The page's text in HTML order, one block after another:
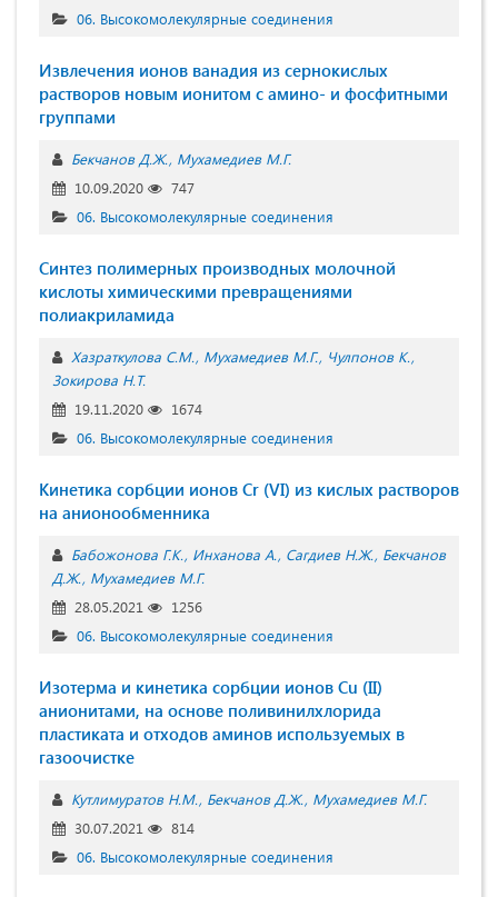
06. Высокомолекулярные соединения
Извлечения ионов ванадия из сернокислых
растворов новым ионитом с амино- и фосфитными
группами
Бекчанов Д.Ж. Мухамедиев М.Г.
10.09.2020
747
06. Высокомолекулярные соединения
Синтез полимерных производных молочной
кислоты химическими превращениями
полиакриламида
Хазраткулова С.М. Мухамедиев М.Г. Чулпонов К.
Зокирова Н.Т.
19.11.2020
1674
06. Высокомолекулярные соединения
Кинетика сорбции ионов Cr (VI) из кислых растворов
на анионообменника
Бабожонова Г.К. Инханова А. Сагдиев Н.Ж. Бекчанов
Д.Ж. Мухамедиев М.Г.
28.05.2021
1256
06. Высокомолекулярные соединения
Изотерма и кинетика сорбции ионов Сu (II)
анионитами, на основе поливинилхлорида
пластиката и отходов аминов используемых в
газоочистке
Кутлимуратов Н.М. Бекчанов Д.Ж. Мухамедиев М.Г.
30.07.2021
814
06. Высокомолекулярные соединения